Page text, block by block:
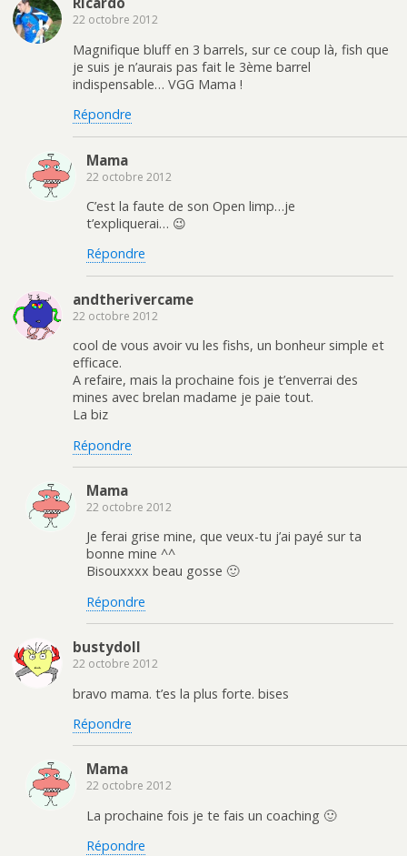
22 octobre 2012
Magnifique bluff en 3 barrels, sur ce coup là, fish que
je suis je n’aurais pas fait le 3ème barrel
indispensable… VGG Mama !
Répondre
Mama
22 octobre 2012
C’est la faute de son Open limp…je
t’expliquerai… 😉
Répondre
andtherivercame
22 octobre 2012
cool de vous avoir vu les fishs, un bonheur simple et
efficace.
A refaire, mais la prochaine fois je t’enverrai des
mines avec brelan madame je paie tout.
La biz
Répondre
Mama
22 octobre 2012
Je ferai grise mine, que veux-tu j’ai payé sur ta
bonne mine ^^
Bisouxxxx beau gosse 🙂
Répondre
bustydoll
22 octobre 2012
bravo mama. t’es la plus forte. bises
Répondre
Mama
22 octobre 2012
La prochaine fois je te fais un coaching 🙂
Répondre